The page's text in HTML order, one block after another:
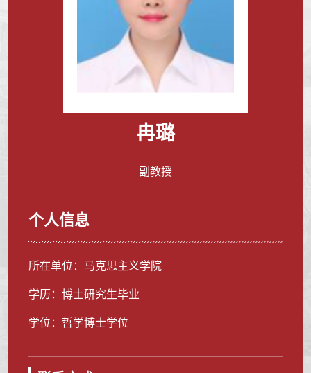
冉璐
副教授
个人信息
所在单位：马克思主义学院
学历：博士研究生毕业
学位：哲学博士学位